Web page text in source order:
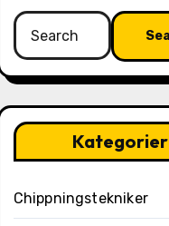
Search
for:
Kategorier
Chippningstekniker